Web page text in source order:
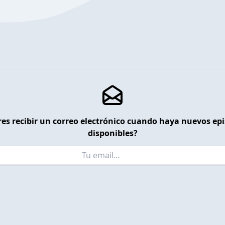
recibir un correo electrónico cuando haya nuevos
disponibles?